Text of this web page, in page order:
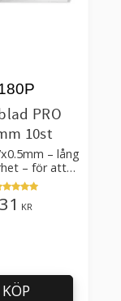
PRO
10st
– lång
– för att
tapet
31 KR
KÖP